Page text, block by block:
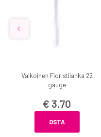
Valkoinen Floristilanka 22
gauge
€ 3.70
OSTA